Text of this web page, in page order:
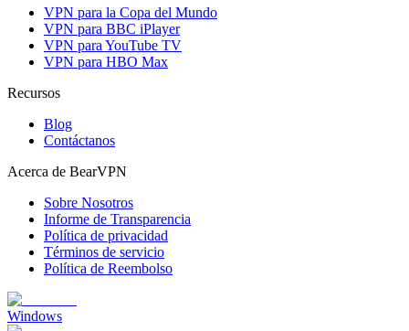
VPN para la Copa del Mundo
VPN para BBC iPlayer
VPN para YouTube TV
VPN para HBO Max
Recursos
Blog
Contáctanos
Acerca de BearVPN
Sobre Nosotros
Informe de Transparencia
Política de privacidad
Términos de servicio
Política de Reembolso
Windows